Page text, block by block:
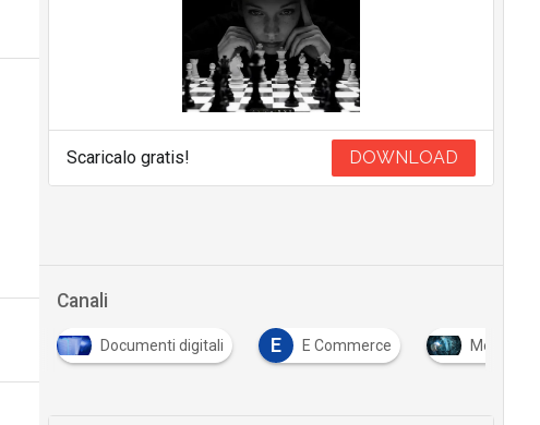
Scaricalo gratis! DOWNLOAD
Canali
Documenti digitali E E Commerce Mercati